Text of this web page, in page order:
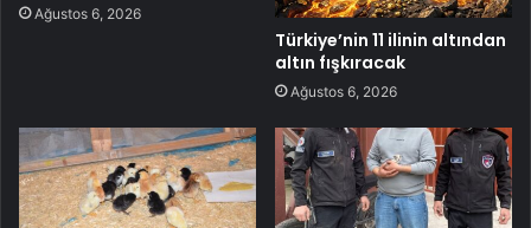
Ağustos 6, 2026
Türkiye’nin 11 ilinin altından
altın fışkıracak
Ağustos 6, 2026